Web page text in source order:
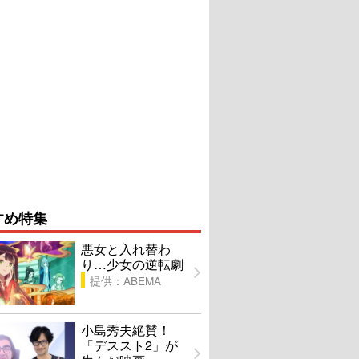
特集
悪女と入れ替わ
り…少女の逆転劇
提供：ABEMA
小島秀夫絶賛！
「デススト2」が